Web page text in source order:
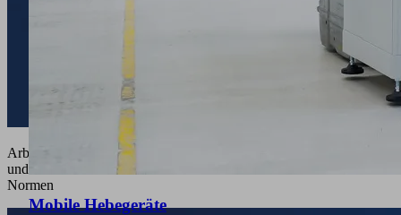
Arbeitssicherheit
und
Normen
Mobile Hebegeräte